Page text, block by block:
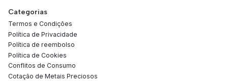
Categorias
Termos e Condições
Política de Privacidade
Política de reembolso
Política de Cookies
Conflitos de Consumo
Cotação de Metais Preciosos